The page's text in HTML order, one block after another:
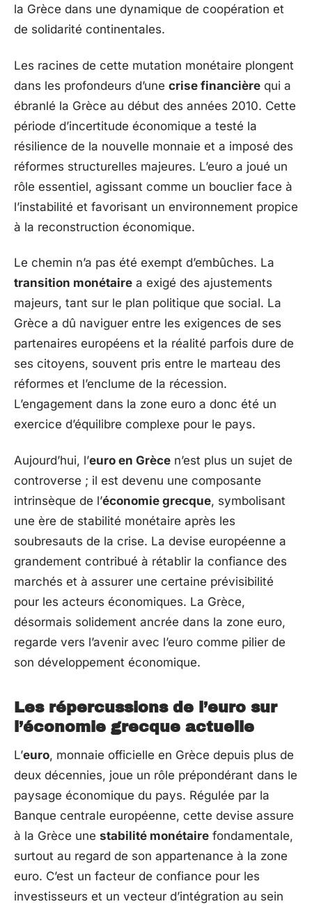
la Grèce dans une dynamique de coopération et
de solidarité continentales.
Les racines de cette mutation monétaire plongent
dans les profondeurs d’une crise financière qui a
ébranlé la Grèce au début des années 2010. Cette
période d’incertitude économique a testé la
résilience de la nouvelle monnaie et a imposé des
réformes structurelles majeures. L’euro a joué un
rôle essentiel, agissant comme un bouclier face à
l’instabilité et favorisant un environnement propice
à la reconstruction économique.
Le chemin n’a pas été exempt d’embûches. La
transition monétaire a exigé des ajustements
majeurs, tant sur le plan politique que social. La
Grèce a dû naviguer entre les exigences de ses
partenaires européens et la réalité parfois dure de
ses citoyens, souvent pris entre le marteau des
réformes et l’enclume de la récession.
L’engagement dans la zone euro a donc été un
exercice d’équilibre complexe pour le pays.
Aujourd’hui, l’euro en Grèce n’est plus un sujet de
controverse ; il est devenu une composante
intrinsèque de l’économie grecque, symbolisant
une ère de stabilité monétaire après les
soubresauts de la crise. La devise européenne a
grandement contribué à rétablir la confiance des
marchés et à assurer une certaine prévisibilité
pour les acteurs économiques. La Grèce,
désormais solidement ancrée dans la zone euro,
regarde vers l’avenir avec l’euro comme pilier de
son développement économique.
Les répercussions de l’euro sur
l’économie grecque actuelle
L’euro, monnaie officielle en Grèce depuis plus de
deux décennies, joue un rôle prépondérant dans le
paysage économique du pays. Régulée par la
Banque centrale européenne, cette devise assure
à la Grèce une stabilité monétaire fondamentale,
surtout au regard de son appartenance à la zone
euro. C’est un facteur de confiance pour les
investisseurs et un vecteur d’intégration au sein